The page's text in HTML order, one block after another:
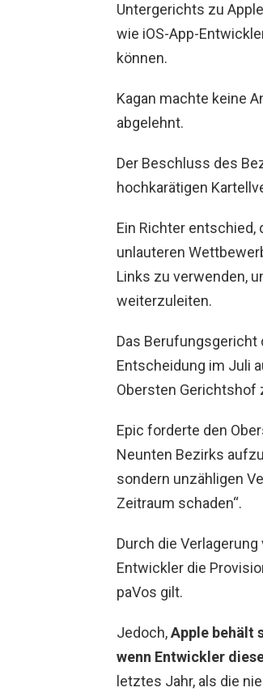
Untergerichts zu
wie iOS-App-
können.
Kagan machte keine
abgelehnt.
Der Beschluss des
hochkarätigen
Ein Richter
unlauteren
Links zu verwenden,
weiterzuleiten.
Das Berufungsgericht
Entscheidung im Juli
Obersten Gerichtshof
Epic forderte den
Neunten Bezirks
sondern unzähligen
Zeitraum schaden“.
Durch die
Entwickler die
paVos gilt.
Jedoch,Apple behält
wenn Entwickler
letztes Jahr, als die